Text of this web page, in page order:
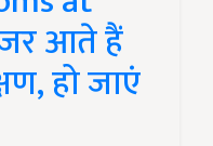
आते हैं
हो जाएं